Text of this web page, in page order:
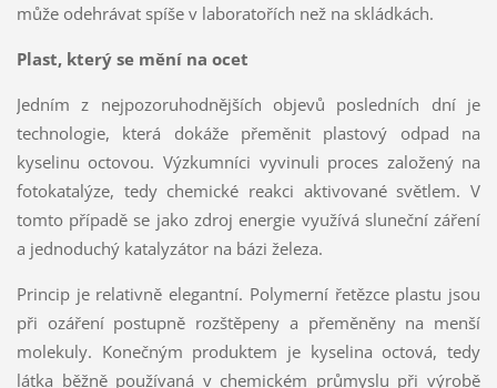
může odehrávat spíše v laboratořích než na skládkách.
Plast, který se mění na ocet
Jedním z nejpozoruhodnějších objevů posledních dní je
technologie, která dokáže přeměnit plastový odpad na
kyselinu octovou. Výzkumníci vyvinuli proces založený na
fotokatalýze, tedy chemické reakci aktivované světlem. V
tomto případě se jako zdroj energie využívá sluneční záření
a jednoduchý katalyzátor na bázi železa.
Princip je relativně elegantní. Polymerní řetězce plastu jsou
při ozáření postupně rozštěpeny a přeměněny na menší
molekuly. Konečným produktem je kyselina octová, tedy
látka běžně používaná v chemickém průmyslu při výrobě